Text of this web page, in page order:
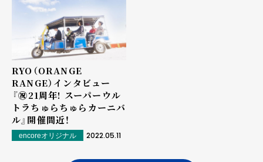
RYO（ORANGE
RANGE）インタビュー
――『㊗21周年! スーパーウル
トラちゅらちゅらカーニバ
ル』開催間近！
encoreオリジナル 2022.05.11